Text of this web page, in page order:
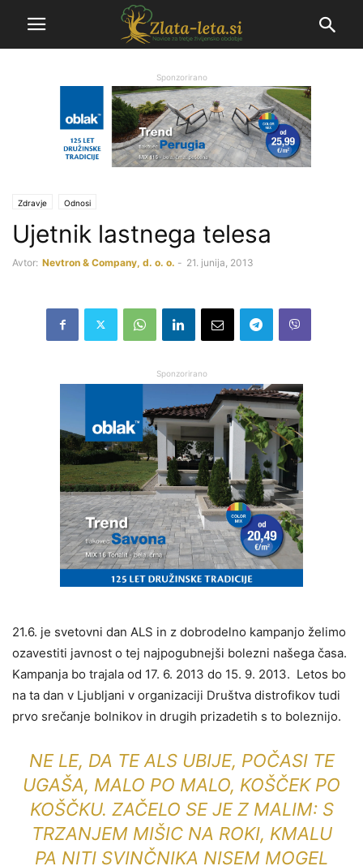
Sponzorirano
Zdravje Odnosi
Ujetnik lastnega telesa
Avtor: Nevtron & Company, d. o. o. - 21. junija, 2013
Sponzorirano
21.6. je svetovni dan ALS in z dobrodelno kampanjo želimo
ozavestiti javnost o tej najpogubnejši bolezni našega časa.
Kampanja bo trajala od 17. 6. 2013 do 15. 9. 2013. Letos bo
na ta dan v Ljubljani v organizaciji Društva distrofikov tudi
prvo srečanje bolnikov in drugih prizadetih s to boleznijo.
NE LE, DA TE ALS UBIJE, POČASI TE
UGAŠA, MALO PO MALO, KOŠČEK PO
KOŠČKU. ZAČELO SE JE Z MALIM: S
TRZANJEM MIŠIC NA ROKI, KMALU
PA NITI SVINČNIKA NISEM MOGEL